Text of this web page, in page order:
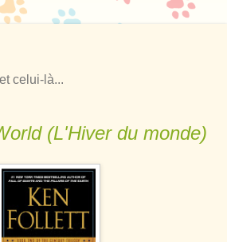
celui-là...
(L'Hiver du monde)